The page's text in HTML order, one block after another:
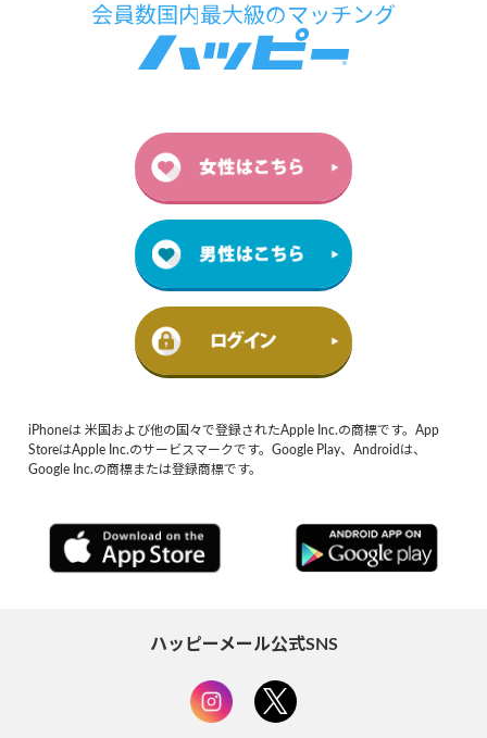
iPhoneは 米国および他の国々で登録されたApple Inc.の商標です。App
StoreはApple Inc.のサービスマークです。Google Play、Androidは、
Google Inc.の商標または登録商標です。
ハッピーメール公式SNS